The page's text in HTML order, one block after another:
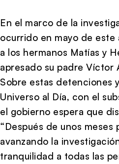
En el marco de la
ocurrido en mayo de este
a los hermanos Matías y
apresado su padre Víctor
Sobre estas detenciones
Universo al Día, con el
el gobierno espera que
“Después de unos
avanzando la
tranquilidad a todas las